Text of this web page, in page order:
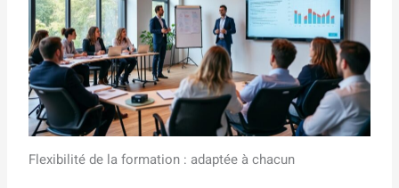
Flexibilité de la formation : adaptée à chacun